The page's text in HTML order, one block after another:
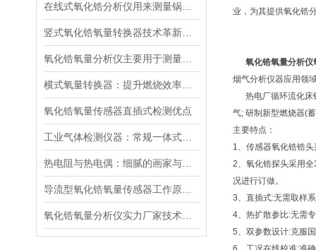
氧化锆氧量传感器直插式检测优点
业，为其提供氧化锆
氧化锆氧量分析仪
烟气分析仪器应用领
热电厂循环流化床
气; 研制新型燃烧器(
主要特点：
1、传感器氧化锆锆
2、氧化锆探头采用
况进行订做。
3、直插式:无需取样
4、热扩散参比:无需
5、双参数设计:克服